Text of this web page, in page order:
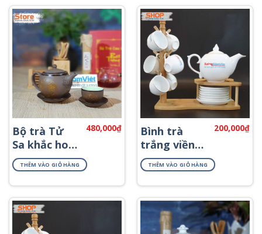
Bộ trà Tử
Sa khắc hoa
mai ATS-83
480,000₫
THÊM VÀO GIỎ HÀNG
Bình trà
trắng viền
kim cao cấp
ATK-59
200,000₫
THÊM VÀO GIỎ HÀNG